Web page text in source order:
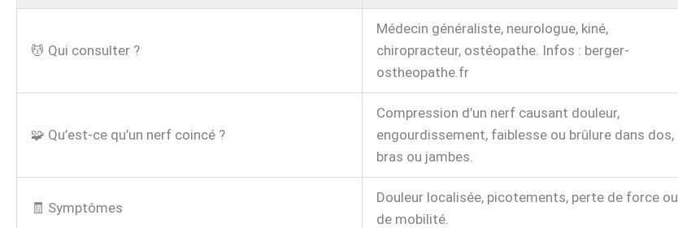
💆 Qui consulter ?
Médecin généraliste, neurologue, kiné,
chiropracteur, ostéopathe. Infos : berger-
ostheopathe.fr
🧩 Qu’est-ce qu’un nerf coincé ?
Compression d’un nerf causant douleur,
engourdissement, faiblesse ou brûlure dans dos,
bras ou jambes.
🧾 Symptômes
Douleur localisée, picotements, perte de force ou
de mobilité.